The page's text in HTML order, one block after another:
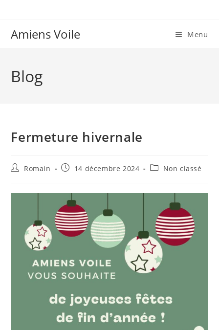
contentAmiens Voile Menu
Blog
Fermeture hivernale
Auteur/autrice
publication :
Romain
Publication
14 décembre 2024
PostNon classé